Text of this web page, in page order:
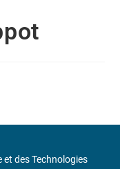
et des Technologies